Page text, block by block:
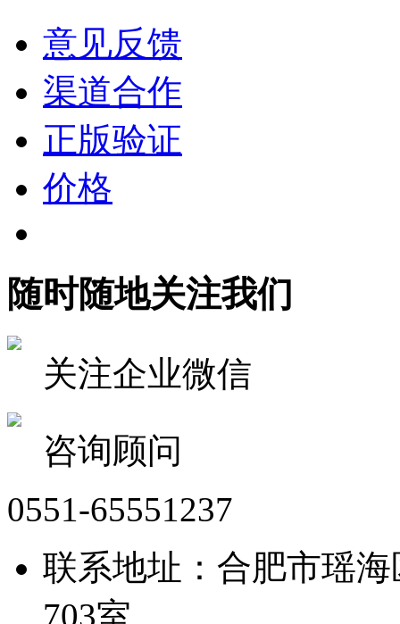
意见反馈
渠道合作
正版验证
价格
随时随地关注我们
关注企业微信
咨询顾问
0551-65551237
联系地址：合肥市瑶
703室